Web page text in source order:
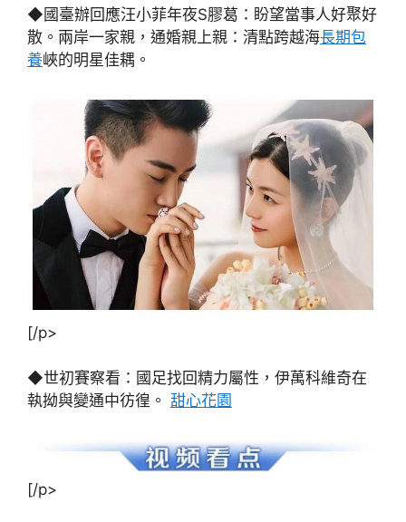
◆國臺辦回應汪小菲年夜S膠葛：盼望當事人好聚好
散。兩岸一家親，通婚親上親：清點跨越海長期包
養峽的明星佳耦。
[/p>
◆世初賽察看：國足找回精力屬性，伊萬科維奇在
執拗與變通中彷徨。 甜心花園
[/p>